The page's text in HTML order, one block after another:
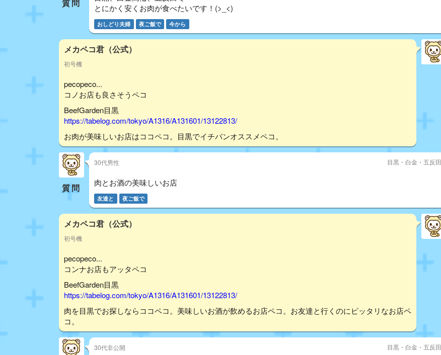
質問
とにかく安くお肉が食べたいです！(>_<)
おしどり夫婦 夜ご飯で 今から
メカペコ君（公式）
初号機
pecopeco...
コノお店も良さそうペコ
BeefGarden目黒
https://tabelog.com/tokyo/A1316/A131601/13122813/
お肉が美味しいお店はココペコ。目黒でイチバンオススメペコ。
質問
30代男性 目黒・白金・五反田
肉とお酒の美味しいお店
友達と 夜ご飯で
メカペコ君（公式）
初号機
pecopeco...
コンナお店もアッタペコ
BeefGarden目黒
https://tabelog.com/tokyo/A1316/A131601/13122813/
肉を目黒でお探しならココペコ。美味しいお酒が飲めるお店ペコ。お友達と行くのにピッタリなお店ペ
コ。
30代非公開 目黒・白金・五反田